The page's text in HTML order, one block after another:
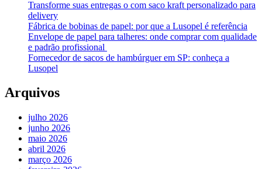
Transforme suas entregas o com saco kraft personalizado para
delivery
Fábrica de bobinas de papel: por que a Lusopel é referência
Envelope de papel para talheres: onde comprar com qualidade
e padrão profissional
Fornecedor de sacos de hambúrguer em SP: conheça a
Lusopel
Arquivos
julho 2026
junho 2026
maio 2026
abril 2026
março 2026